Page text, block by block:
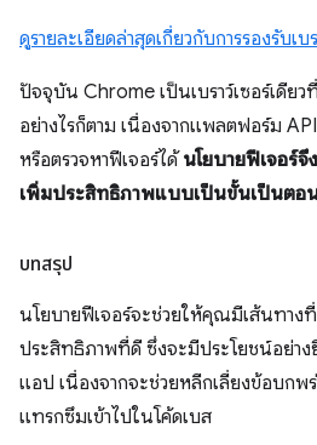
ดูรายละเอียดล่าสุดเกี่ยวกับการรองรับเ
ปัจจุบัน Chrome เป็นเบราว์เซอร์เดียว
อย่างไรก็ตาม เนื่องจากแพลตฟอร์ม
หรือตรวจหาฟีเจอร์ได้นโยบายฟีเจอร์จึ
เพิ่มประสิทธิภาพแบบเป็นขั้นเป็นตอ
บทสรุป
นโยบายฟีเจอร์จะช่วยให้คุณมีเส้นทาง
ประสิทธิภาพที่ดี ซึ่งจะมีประโยชน์อย่า
แอป เนื่องจากจะช่วยหลีกเลี่ยงข้อบก
แทรกซึมเข้าไปในโค้ดเบส